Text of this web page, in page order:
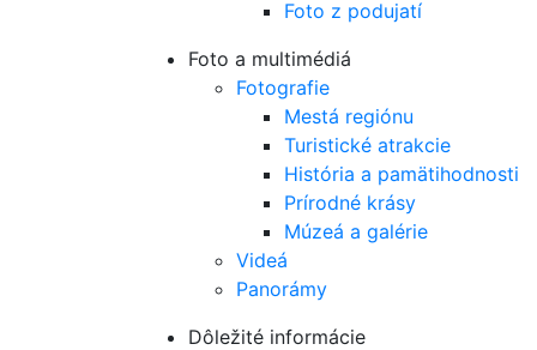
Foto z podujatí
Foto a multimédiá
Fotografie
Mestá regiónu
Turistické atrakcie
História a pamätihodnosti
Prírodné krásy
Múzeá a galérie
Videá
Panorámy
Dôležité informácie